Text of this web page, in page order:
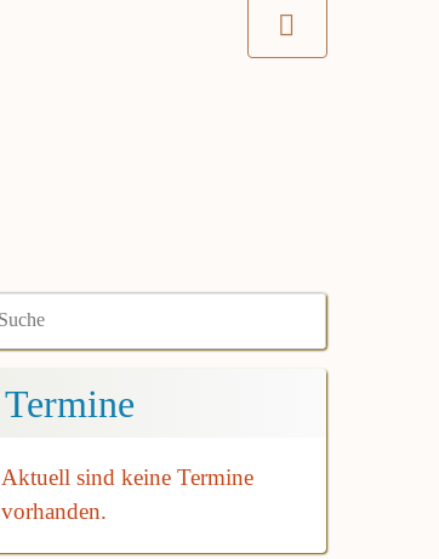
Termine
Aktuell sind keine Termine
vorhanden.